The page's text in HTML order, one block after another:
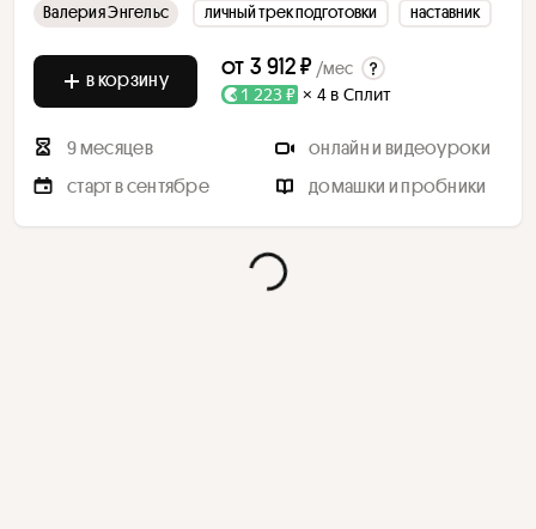
Валерия Энгельс личный трек подготовки наставник
в корзину от 3 912 ₽ /мес
1 223 ₽ × 4 в Сплит
9 месяцев
онлайн и видеоуроки
старт в сентябре
домашки и пробники